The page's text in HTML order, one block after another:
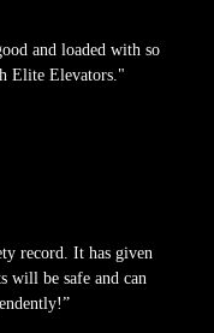
and loaded with so
Elite Elevators."
record. It has given
will be safe and can